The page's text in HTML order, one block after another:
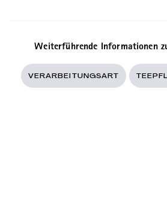
Weiterführende Informationen
VERARBEITUNGSART